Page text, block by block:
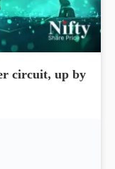
circuit, up by